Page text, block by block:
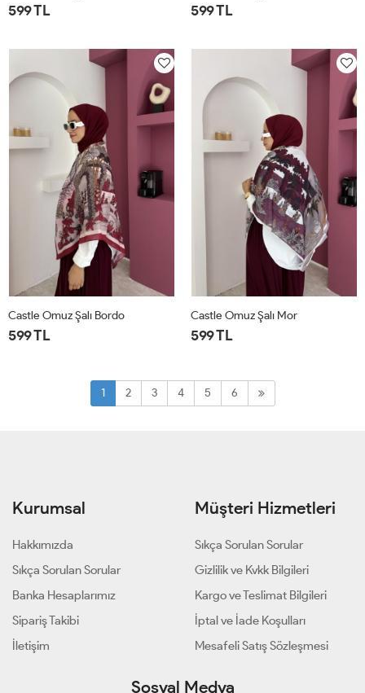
599 TL 599 TL
Castle Omuz Şalı Bordo
599 TL
Castle Omuz Şalı Mor
599 TL
1 2 3 4 5 6
Kurumsal
Hakkımızda
Sıkça Sorulan Sorular
Banka Hesaplarımız
Sipariş Takibi
İletişim
Müşteri Hizmetleri
Sıkça Sorulan Sorular
Gizlilik ve Kvkk Bilgileri
Kargo ve Teslimat Bilgileri
İptal ve İade Koşulları
Mesafeli Satış Sözleşmesi
Sosyal Medya